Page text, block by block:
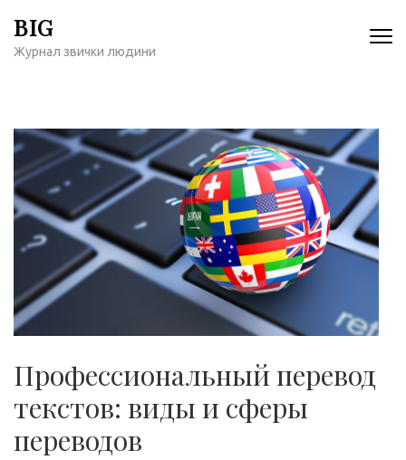
содержимому
BIG
Журнал звички людини
Профессиональный перевод
текстов: виды и сферы
переводов